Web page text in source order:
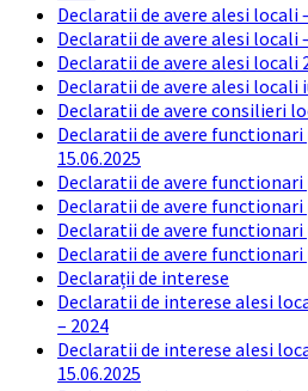
Declaratii de avere alesi locali
Declaratii de avere alesi locali
Declaratii de avere alesi locali
Declaratii de avere alesi locali
Declaratii de avere consilieri
Declaratii de avere functionari
15.06.2025
Declaratii de avere functionari
Declaratii de avere functionari
Declaratii de avere functionari
Declaratii de avere functionari
Declarații de interese
Declaratii de interese alesi
– 2024
Declaratii de interese alesi
15.06.2025